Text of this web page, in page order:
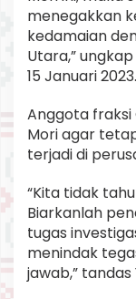
menegakkan
kedamaian
Utara,”
15 Januari 2023.
Anggota fraksi
Mori agar
terjadi di
“Kita tidak
Biarkanlah
tugas
menindak
jawab,” tandas